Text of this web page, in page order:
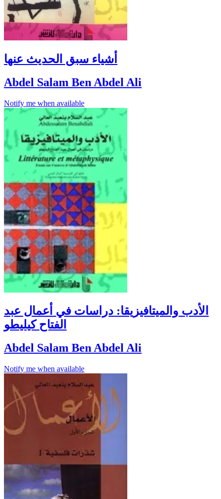
أشياء سبق الحديث عنها
Abdel Salam Ben Abdel Ali
Notify me when available
الأدب والميتافيزيقا: دراسات في أعمال عبد
الفتاح كيليطو
Abdel Salam Ben Abdel Ali
Notify me when available